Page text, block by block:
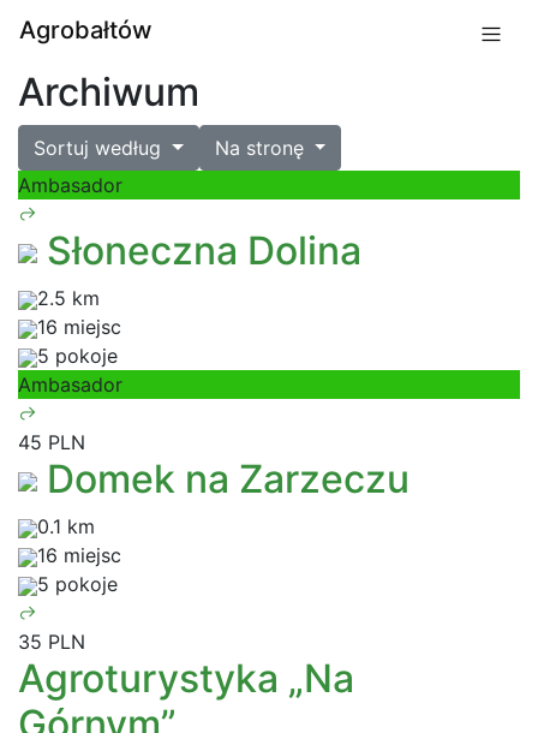
Agrobałtów
Archiwum
Sortuj według
Na stronę
Ambasador
Słoneczna Dolina
2.5 km
16 miejsc
5 pokoje
Ambasador
45 PLN
Domek na Zarzeczu
0.1 km
16 miejsc
5 pokoje
35 PLN
Agroturystyka „Na